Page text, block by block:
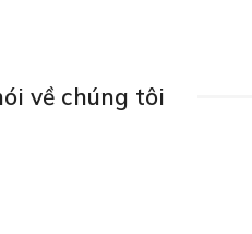
về chúng tôi